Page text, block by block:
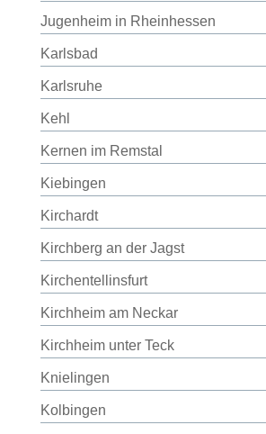
Jugenheim in Rheinhessen
Karlsbad
Karlsruhe
Kehl
Kernen im Remstal
Kiebingen
Kirchardt
Kirchberg an der Jagst
Kirchentellinsfurt
Kirchheim am Neckar
Kirchheim unter Teck
Knielingen
Kolbingen